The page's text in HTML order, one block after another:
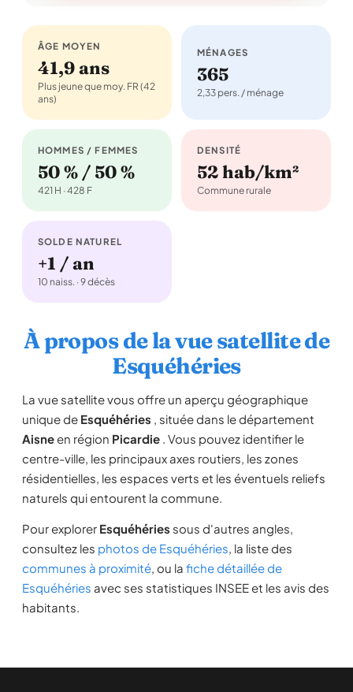
ÂGE MOYEN
41,9 ans
Plus jeune que moy. FR (42
ans)
MÉNAGES
365
2,33 pers. / ménage
HOMMES / FEMMES
50 % / 50 %
421 H · 428 F
DENSITÉ
52 hab/km²
Commune rurale
SOLDE NATUREL
+1 / an
10 naiss. · 9 décès
À propos de la vue satellite de
Esquéhéries
La vue satellite vous offre un aperçu géographique
unique de Esquéhéries , située dans le département
Aisneen région Picardie . Vous pouvez identifier le
centre-ville, les principaux axes routiers, les zones
résidentielles, les espaces verts et les éventuels reliefs
naturels qui entourent la commune.
Pour explorer Esquéhéries sous d'autres angles,
consultez les photos de Esquéhéries, la liste des
communes à proximité, ou la fiche détaillée de
Esquéhéries avec ses statistiques INSEE et les avis des
habitants.